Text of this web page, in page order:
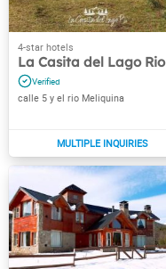
La Casita del Lago Rio
calle 5 y el rio Meliquina